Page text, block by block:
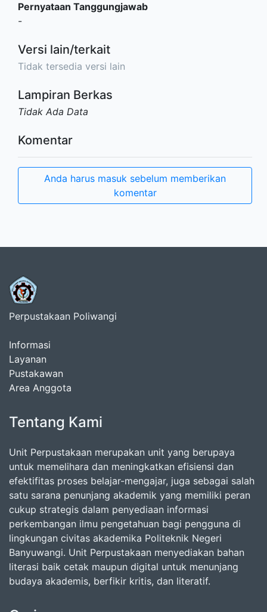
Pernyataan Tanggungjawab
-
Versi lain/terkait
Tidak tersedia versi lain
Lampiran Berkas
Tidak Ada Data
Komentar
Anda harus masuk sebelum memberikan
komentar
Perpustakaan Poliwangi
Informasi
Layanan
Pustakawan
Area Anggota
Tentang Kami
Unit Perpustakaan merupakan unit yang berupaya
untuk memelihara dan meningkatkan efisiensi dan
efektifitas proses belajar-mengajar, juga sebagai salah
satu sarana penunjang akademik yang memiliki peran
cukup strategis dalam penyediaan informasi
perkembangan ilmu pengetahuan bagi pengguna di
lingkungan civitas akademika Politeknik Negeri
Banyuwangi. Unit Perpustakaan menyediakan bahan
literasi baik cetak maupun digital untuk menunjang
budaya akademis, berfikir kritis, dan literatif.